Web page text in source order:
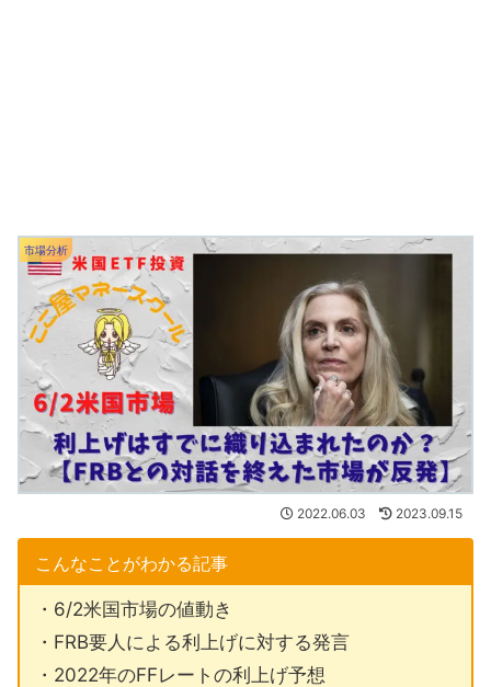
市場分析
2022.06.03 2023.09.15
こんなことがわかる記事
・6/2米国市場の値動き
・FRB要人による利上げに対する発言
・2022年のFFレートの利上げ予想